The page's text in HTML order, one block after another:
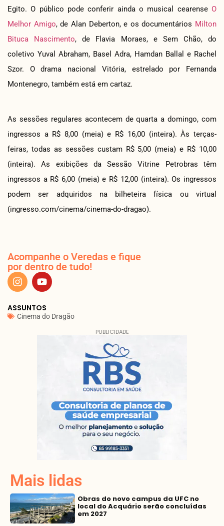
Egito. O público pode conferir ainda o musical cearense O
Melhor Amigo, de Alan Deberton, e os documentários Milton
Bituca Nascimento, de Flavia Moraes, e Sem Chão, do
coletivo Yuval Abraham, Basel Adra, Hamdan Ballal e Rachel
Szor. O drama nacional Vitória, estrelado por Fernanda
Montenegro, também está em cartaz.
As sessões regulares acontecem de quarta a domingo, com
ingressos a R$ 8,00 (meia) e R$ 16,00 (inteira). Às terças-
feiras, todas as sessões custam R$ 5,00 (meia) e R$ 10,00
(inteira). As exibições da Sessão Vitrine Petrobras têm
ingressos a R$ 6,00 (meia) e R$ 12,00 (inteira). Os ingressos
podem ser adquiridos na bilheteira física ou virtual
(ingresso.com/cinema/cinema-do-dragao).
Acompanhe o Veredas e fique
por dentro de tudo!
ASSUNTOS
Cinema do Dragão
PUBLICIDADE
Mais lidas
Obras do novo campus da UFC no
local do Acquário serão concluídas
em 2027